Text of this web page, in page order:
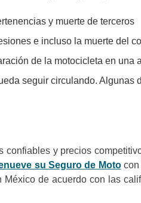
y muerte de terceros
e incluso la muerte del
de la motocicleta en una
seguir circulando. Algunas
y precios
su Seguro de Motocon
de acuerdo con las